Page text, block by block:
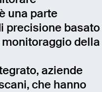
una parte
precisione basato
della
aziende
che hanno